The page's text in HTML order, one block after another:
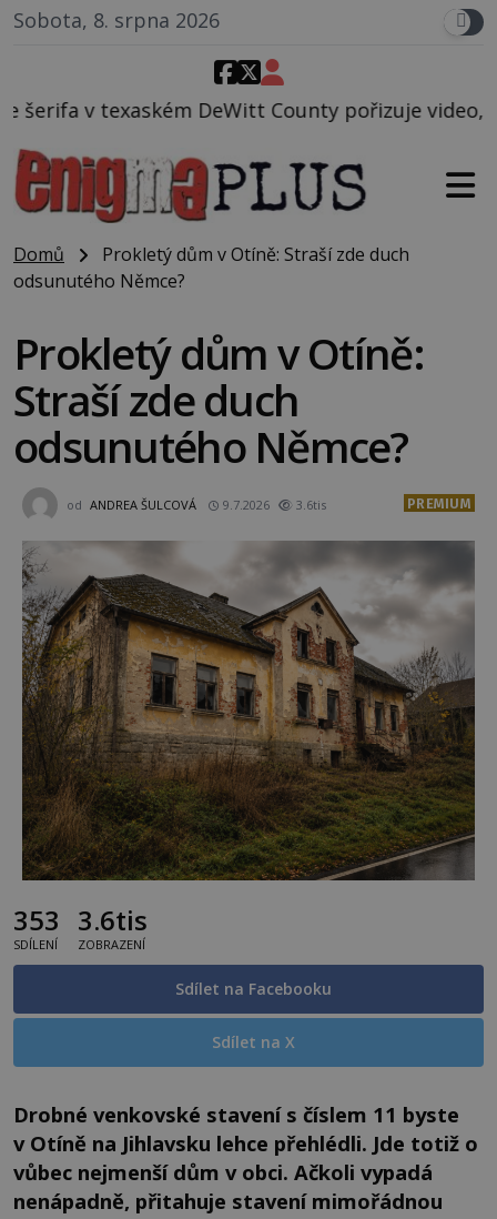
Sobota, 8. srpna 2026
DeWitt County pořizuje video, na kterém před
Domů
Prokletý dům v Otíně: Straší zde duch
odsunutého Němce?
Prokletý dům v Otíně:
Straší zde duch
odsunutého Němce?
od ANDREA ŠULCOVÁ 9.7.2026 3.6tis PREMIUM
353
SDÍLENÍ
3.6tis
ZOBRAZENÍ
Sdílet na Facebooku
Sdílet na X
Drobné venkovské stavení s číslem 11 byste
v Otíně na Jihlavsku lehce přehlédli. Jde totiž o
vůbec nejmenší dům v obci. Ačkoli vypadá
nenápadně, přitahuje stavení mimořádnou